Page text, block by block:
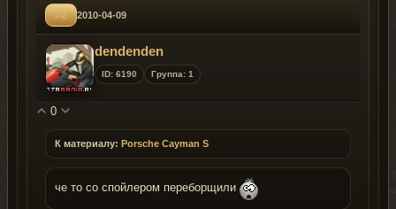
#2 2010-04-09
dendenden
ID: 6190 Группа: 1
0
К материалу: Porsche Cayman S
че то со спойлером переборщили